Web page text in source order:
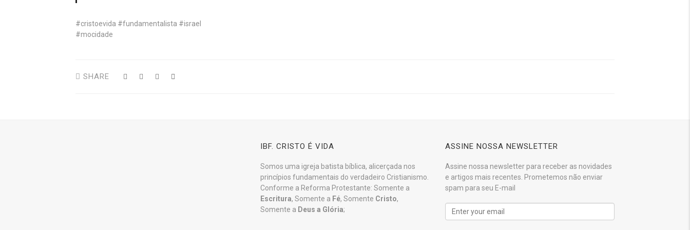
#cristoevida #fundamentalista #israel
#mocidade
SHARE
IBF. CRISTO É VIDA
Somos uma igreja batista bíblica, alicerçada nos
princípios fundamentais do verdadeiro Cristianismo.
Conforme a Reforma Protestante: Somente a
Escritura, Somente a Fé, Somente Cristo,
Somente a Deus a Glória;
ASSINE NOSSA NEWSLETTER
Assine nossa newsletter para receber as novidades
e artigos mais recentes. Prometemos não enviar
spam para seu E-mail